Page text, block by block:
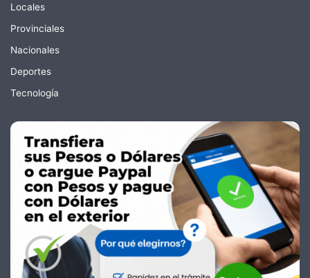
Locales
Provinciales
Nacionales
Deportes
Tecnología